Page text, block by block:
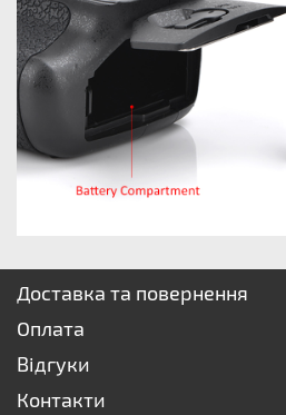
Доставка та повернення
Оплата
Відгуки
Контакти